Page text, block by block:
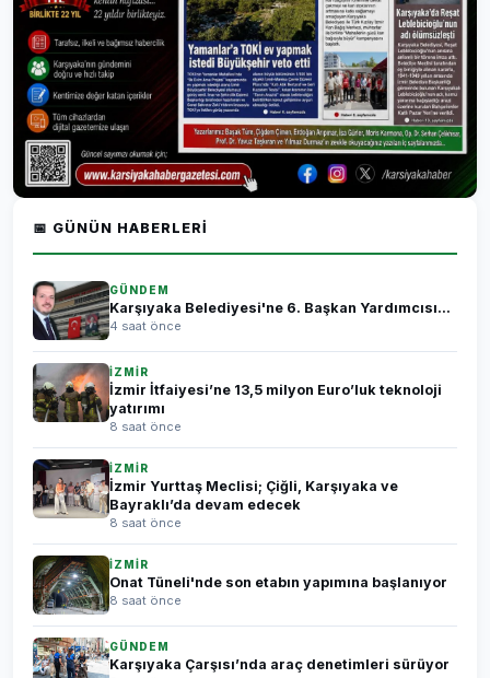
📅 GÜNÜN HABERLERI
GÜNDEM
Karşıyaka Belediyesi'ne 6. Başkan Yardımcısı...
4 saat önce
İZMİR
İzmir İtfaiyesi’ne 13,5 milyon Euro’luk teknoloji
yatırımı
8 saat önce
İZMİR
İzmir Yurttaş Meclisi; Çiğli, Karşıyaka ve
Bayraklı’da devam edecek
8 saat önce
İZMİR
Onat Tüneli'nde son etabın yapımına başlanıyor
8 saat önce
GÜNDEM
Karşıyaka Çarşısı’nda araç denetimleri sürüyor